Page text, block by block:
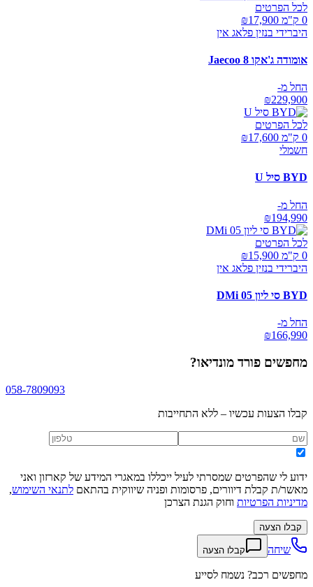
לכל הפרטים
0 ק"מ ₪
17,900
היברידי בנזין פלאג אין
אומודה ג'אקו Jaecoo 8
החל מ-
₪229,900
לכל הפרטים
0 ק"מ ₪
17,600
חשמלי
BYD סיל U
החל מ-
₪194,990
לכל הפרטים
0 ק"מ ₪
15,900
היברידי בנזין פלאג אין
BYD סי ליון 05 DMi
החל מ-
₪166,990
מחפשים פורד מונדיאו?
058-7809093
קבלו הצעות עכשיו – ללא התחייבות
ידוע לי שהפרטים שמסרתי לעיל ייכללו במאגרי המידע של קארזון ואני
מאשר/ת קבלת דיוורים, פרסומות ופניה שיווקית בהתאם לתנאי השימוש,
מדיניות הפרטיות וחוק הגנת הצרכן
קבלו הצעה
שיחה קבלו הצעה
מחפשים רכב? נשמח לסייע